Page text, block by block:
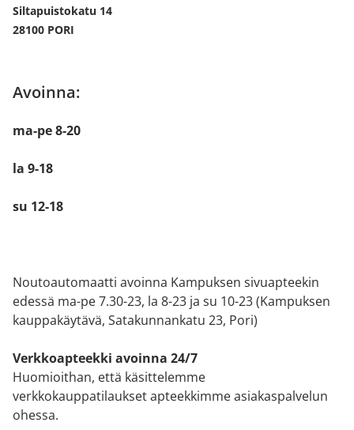
Siltapuistokatu 14
28100 PORI
Avoinna:
ma-pe 8-20
la 9-18
su 12-18
Noutoautomaatti avoinna Kampuksen sivuapteekin
edessä ma-pe 7.30-23, la 8-23 ja su 10-23 (Kampuksen
kauppakäytävä, Satakunnankatu 23, Pori)
Verkkoapteekki avoinna 24/7
Huomioithan, että käsittelemme
verkkokauppatilaukset apteekkimme asiakaspalvelun
ohessa.